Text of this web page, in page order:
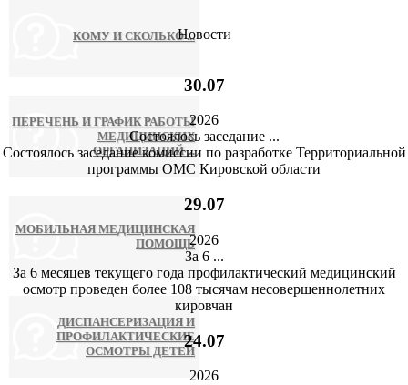
КОМУ И СКОЛЬКО ...
ПЕРЕЧЕНЬ И ГРАФИК РАБОТЫ
МЕДИЦИНСКИХ
ОРГАНИЗАЦИЙ ...
МОБИЛЬНАЯ МЕДИЦИНСКАЯ
ПОМОЩЬ
ДИСПАНСЕРИЗАЦИЯ И
ПРОФИЛАКТИЧЕСКИЕ
ОСМОТРЫ ДЕТЕЙ
Новости
30.07
2026
Состоялось заседание ...
Состоялось заседание комиссии по разработке Территориальной
программы ОМС Кировской области
29.07
2026
За 6 ...
За 6 месяцев текущего года профилактический медицинский
осмотр проведен более 108 тысячам несовершеннолетних
кировчан
24.07
2026